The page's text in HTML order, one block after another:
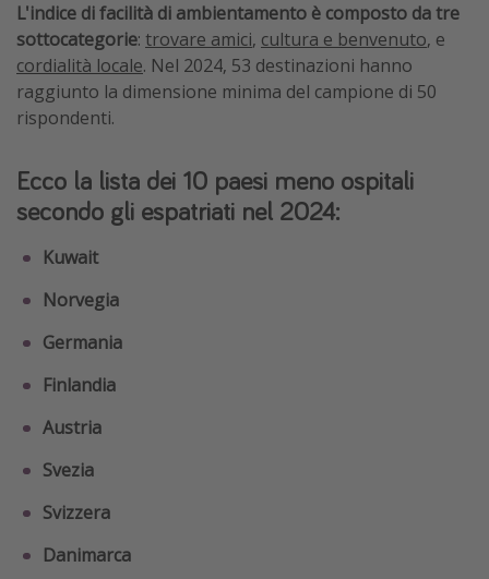
L'indice di facilità di ambientamento è composto da tre
sottocategorie: trovare amici, cultura e benvenuto, e
cordialità locale. Nel 2024, 53 destinazioni hanno
raggiunto la dimensione minima del campione di 50
rispondenti.
Ecco la lista dei 10 paesi meno ospitali
secondo gli espatriati nel 2024:
Kuwait
Norvegia
Germania
Finlandia
Austria
Svezia
Svizzera
Danimarca